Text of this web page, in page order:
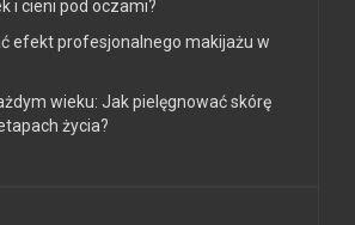
i cieni pod oczami?
efekt profesjonalnego makijażu w
wieku: Jak pielęgnować skórę
życia?